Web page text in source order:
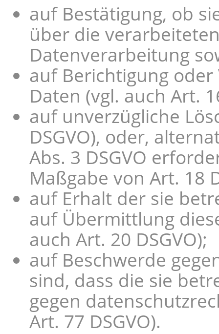
auf Bestätigung, ob
über die
Datenverarbeitung
auf Berichtigung
Daten (vgl. auch Art.
auf unverzügliche
DSGVO), oder,
Abs. 3 DSGVO
Maßgabe von Art. 18
auf Erhalt der sie
auf Übermittlung
auch Art. 20 DSGVO);
auf Beschwerde
sind, dass die sie
gegen
Art. 77 DSGVO).